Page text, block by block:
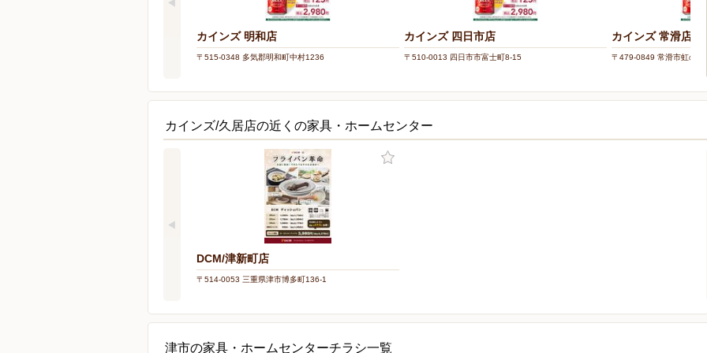
カインズ 明和店
〒515-0348 多気郡明和町中村1236
カインズ 四日市店
〒510-0013 四日市市富士町8-15
カインズ 常滑店
〒479-0849 常滑市虹の丘
カインズ/久居店の近くの家具・ホームセンター
DCM/津新町店
〒514-0053 三重県津市博多町136-1
津市の家具・ホームセンターチラシ一覧